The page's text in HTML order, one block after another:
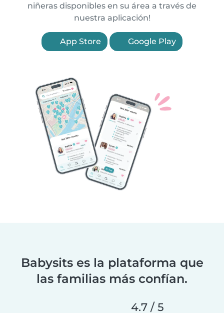
niñeras disponibles en su área a través de
nuestra aplicación!
App Store Google Play
Babysits es la plataforma que
las familias más confían.
4.7 / 5